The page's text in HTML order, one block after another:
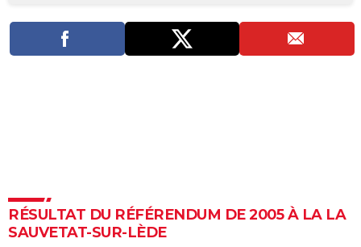
PHOTO
GUIDES D'ACHAT
COPAINS D'AVANT
RÉSULTAT DU RÉFÉRENDUM DE 2005 À LA LA
SAUVETAT-SUR-LÈDE